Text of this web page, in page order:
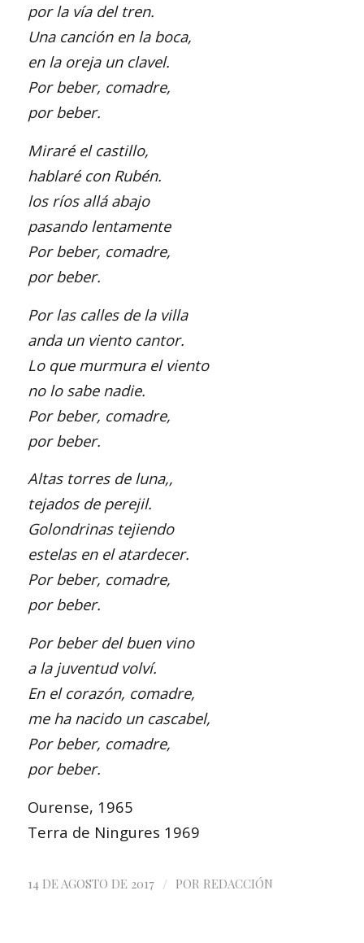
por la vía del tren.
Una canción en la boca,
en la oreja un clavel.
Por beber, comadre,
por beber.
Miraré el castillo,
hablaré con Rubén.
los ríos allá abajo
pasando lentamente
Por beber, comadre,
por beber.
Por las calles de la villa
anda un viento cantor.
Lo que murmura el viento
no lo sabe nadie.
Por beber, comadre,
por beber.
Altas torres de luna,,
tejados de perejil.
Golondrinas tejiendo
estelas en el atardecer.
Por beber, comadre,
por beber.
Por beber del buen vino
a la juventud volví.
En el corazón, comadre,
me ha nacido un cascabel,
Por beber, comadre,
por beber.
Ourense, 1965
Terra de Ningures 1969
14 DE AGOSTO DE 2017 / POR REDACCIÓN